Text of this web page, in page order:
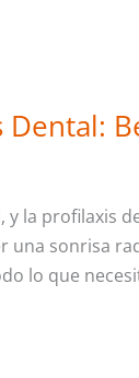
la profilaxis
una sonrisa
lo que